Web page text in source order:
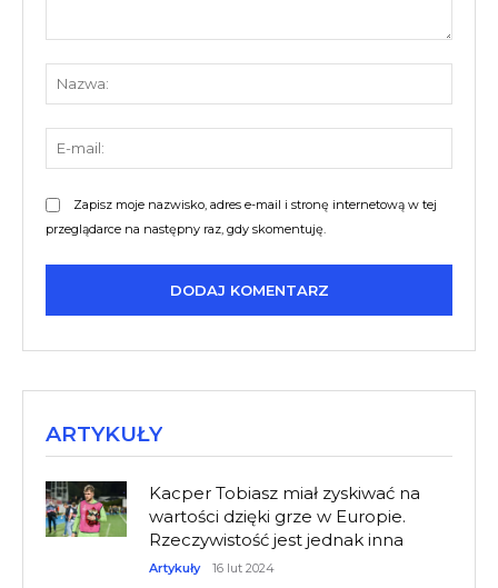
Zapisz moje nazwisko, adres e-mail i stronę internetową w tej
przeglądarce na następny raz, gdy skomentuję.
ARTYKUŁY
Kacper Tobiasz miał zyskiwać na
wartości dzięki grze w Europie.
Rzeczywistość jest jednak inna
Artykuły 16 lut 2024